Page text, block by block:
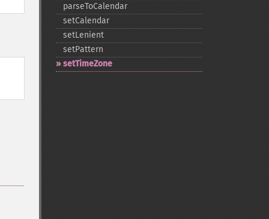
parseToCalendar
setCalendar
setLenient
setPattern
setTimeZone